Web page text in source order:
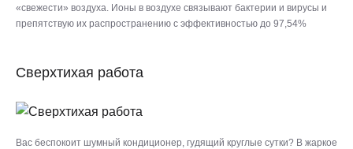
«свежести» воздуха. Ионы в воздухе связывают бактерии и вирусы и
препятствую их распространению с эффективностью до 97,54%
Сверхтихая работа
Вас беспокоит шумный кондиционер, гудящий круглые сутки? В жаркое